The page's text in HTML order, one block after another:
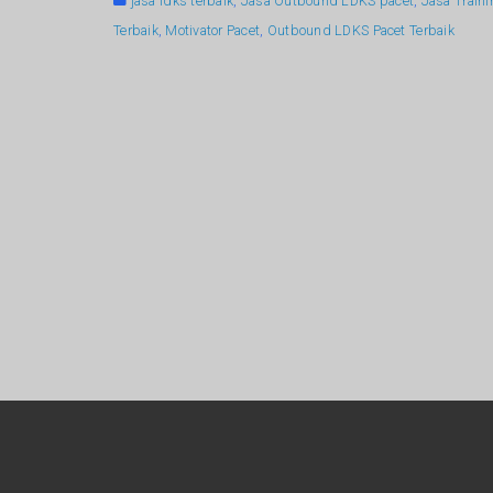
Terbaik, Motivator Pacet Outbound LDKS Pacet Terbaik